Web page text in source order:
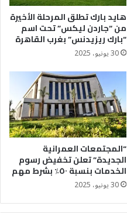
هايد بارك تطلق المرحلة الأخيرة
من “جاردن ليكس” تحت اسم
“بارك ريزيدنس” بغرب القاهرة
30 يونيو، 2025
“المجتمعات العمرانية
الجديدة” تعلن تخفيض رسوم
الخدمات بنسبة ٥٠٪؜ بشرط مهم
30 يونيو، 2025